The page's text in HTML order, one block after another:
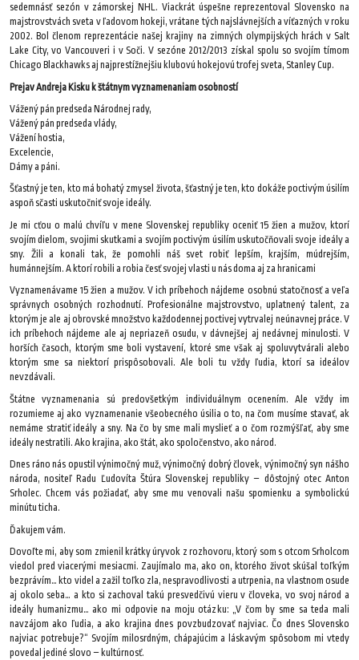
sedemnásť sezón v zámorskej NHL. Viackrát úspešne reprezentoval Slovensko na
majstrovstvách sveta v ľadovom hokeji, vrátane tých najslávnejších a víťazných v roku
2002. Bol členom reprezentácie našej krajiny na zimných olympijských hrách v Salt
Lake City, vo Vancouveri i v Soči. V sezóne 2012/2013 získal spolu so svojím tímom
Chicago Blackhawks aj najprestížnejšiu klubovú hokejovú trofej sveta, Stanley Cup.
Prejav Andreja Kisku k štátnym vyznamenaniam osobností
Vážený pán predseda Národnej rady,
Vážený pán predseda vlády,
Vážení hostia,
Excelencie,
Dámy a páni.
Šťastný je ten, kto má bohatý zmysel života, šťastný je ten, kto dokáže poctivým úsilím
aspoň sčasti uskutočniť svoje ideály.
Je mi cťou o malú chvíľu v mene Slovenskej republiky oceniť 15 žien a mužov, ktorí
svojím dielom, svojimi skutkami a svojím poctivým úsilím uskutočňovali svoje ideály a
sny. Žili a konali tak, že pomohli náš svet robiť lepším, krajším, múdrejším,
humánnejším. A ktorí robili a robia česť svojej vlasti u nás doma aj za hranicami
Vyznamenávame 15 žien a mužov. V ich príbehoch nájdeme osobnú statočnosť a veľa
správnych osobných rozhodnutí. Profesionálne majstrovstvo, uplatnený talent, za
ktorým je ale aj obrovské množstvo každodennej poctivej vytrvalej neúnavnej práce. V
ich príbehoch nájdeme ale aj nepriazeň osudu, v dávnejšej aj nedávnej minulosti. V
horších časoch, ktorým sme boli vystavení, ktoré sme však aj spoluvytvárali alebo
ktorým sme sa niektorí prispôsobovali. Ale boli tu vždy ľudia, ktorí sa ideálov
nevzdávali.
Štátne vyznamenania sú predovšetkým individuálnym ocenením. Ale vždy im
rozumieme aj ako vyznamenanie všeobecného úsilia o to, na čom musíme stavať, ak
nemáme stratiť ideály a sny. Na čo by sme mali myslieť a o čom rozmýšľať, aby sme
ideály nestratili. Ako krajina, ako štát, ako spoločenstvo, ako národ.
Dnes ráno nás opustil výnimočný muž, výnimočný dobrý človek, výnimočný syn nášho
národa, nositeľ Radu Ľudovíta Štúra Slovenskej republiky – dôstojný otec Anton
Srholec. Chcem vás požiadať, aby sme mu venovali našu spomienku a symbolickú
minútu ticha.
Ďakujem vám.
Dovoľte mi, aby som zmienil krátky úryvok z rozhovoru, ktorý som s otcom Srholcom
viedol pred viacerými mesiacmi. Zaujímalo ma, ako on, ktorého život skúšal toľkým
bezprávím… kto videl a zažil toľko zla, nespravodlivosti a utrpenia, na vlastnom osude
aj okolo seba… a kto si zachoval takú presvedčivú vieru v človeka, vo svoj národ a
ideály humanizmu… ako mi odpovie na moju otázku: „V čom by sme sa teda mali
navzájom ako ľudia, a ako krajina dnes povzbudzovať najviac. Čo dnes Slovensko
najviac potrebuje?“ Svojím milosrdným, chápajúcim a láskavým spôsobom mi vtedy
povedal jediné slovo – kultúrnosť.